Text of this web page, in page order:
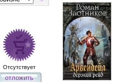
Отсутствует
отложить